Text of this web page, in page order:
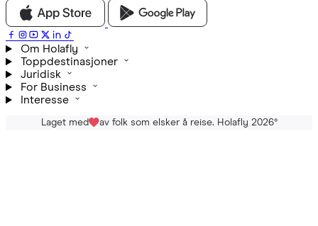
Om Holafly
Toppdestinasjoner
Juridisk
For Business
Interesse
Laget med av folk som elsker å reise. Holafly 2026®